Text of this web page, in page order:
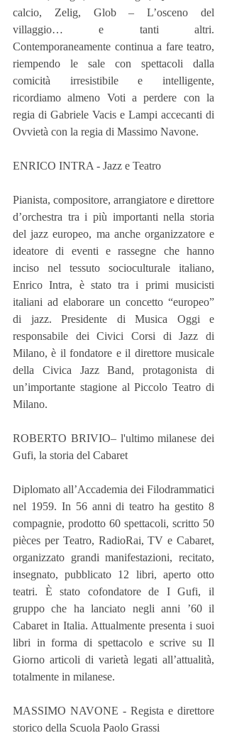
calcio, Zelig, Glob – L’osceno del
villaggio… e tanti altri.
Contemporaneamente continua a fare teatro,
riempendo le sale con spettacoli dalla
comicità irresistibile e intelligente,
ricordiamo almeno Voti a perdere con la
regia di Gabriele Vacis e Lampi accecanti di
Ovvietà con la regia di Massimo Navone.
ENRICO INTRA - Jazz e Teatro
Pianista, compositore, arrangiatore e direttore
d’orchestra tra i più importanti nella storia
del jazz europeo, ma anche organizzatore e
ideatore di eventi e rassegne che hanno
inciso nel tessuto socioculturale italiano,
Enrico Intra, è stato tra i primi musicisti
italiani ad elaborare un concetto “europeo”
di jazz. Presidente di Musica Oggi e
responsabile dei Civici Corsi di Jazz di
Milano, è il fondatore e il direttore musicale
della Civica Jazz Band, protagonista di
un’importante stagione al Piccolo Teatro di
Milano.
ROBERTO BRIVIO– l'ultimo milanese dei
Gufi, la storia del Cabaret
Diplomato all’Accademia dei Filodrammatici
nel 1959. In 56 anni di teatro ha gestito 8
compagnie, prodotto 60 spettacoli, scritto 50
pièces per Teatro, RadioRai, TV e Cabaret,
organizzato grandi manifestazioni, recitato,
insegnato, pubblicato 12 libri, aperto otto
teatri. È stato cofondatore de I Gufi, il
gruppo che ha lanciato negli anni ’60 il
Cabaret in Italia. Attualmente presenta i suoi
libri in forma di spettacolo e scrive su Il
Giorno articoli di varietà legati all’attualità,
totalmente in milanese.
MASSIMO NAVONE - Regista e direttore
storico della Scuola Paolo Grassi